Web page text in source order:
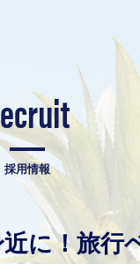
採用情報
に！旅行